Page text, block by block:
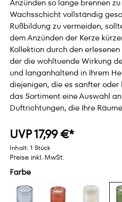
Anzünden so lange brennen
Wachsschicht vollständig
Rußbildung zu vermeiden,
dem Anzünden der Kerze
Kollektion durch den
der die wohltuende Wirkung
und langanhaltend in Ihrem
diejenigen, die es sanfter
das Sortiment eine Auswahl
Duftrichtungen, die Ihre
UVP 17,99 €*
Inhalt: 1 Stück
Preise inkl. MwSt.
Farbe